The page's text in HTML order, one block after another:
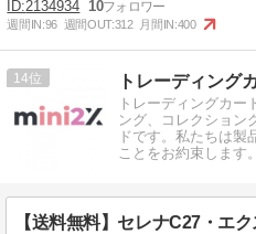
2134934 10
週間IN:96 週間OUT:312 月間IN:400
14
トレーディングカー
ング、コレクション
ドです。私たちは製
ことをお約束します。